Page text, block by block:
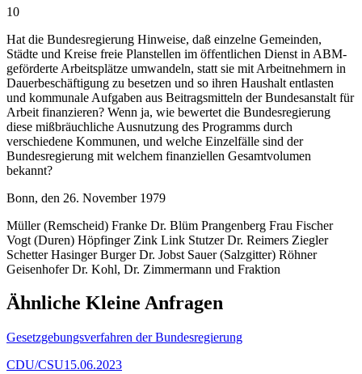
10
Hat die Bundesregierung Hinweise, daß einzelne Gemeinden,
Städte und Kreise freie Planstellen im öffentlichen Dienst in ABM-
geförderte Arbeitsplätze umwandeln, statt sie mit Arbeitnehmern in
Dauerbeschäftigung zu besetzen und so ihren Haushalt entlasten
und kommunale Aufgaben aus Beitragsmitteln der Bundesanstalt für
Arbeit finanzieren? Wenn ja, wie bewertet die Bundesregierung
diese mißbräuchliche Ausnutzung des Programms durch
verschiedene Kommunen, und welche Einzelfälle sind der
Bundesregierung mit welchem finanziellen Gesamtvolumen
bekannt?
Bonn, den 26. November 1979
Müller (Remscheid) Franke Dr. Blüm Prangenberg Frau Fischer
Vogt (Duren) Höpfinger Zink Link Stutzer Dr. Reimers Ziegler
Schetter Hasinger Burger Dr. Jobst Sauer (Salzgitter) Röhner
Geisenhofer Dr. Kohl, Dr. Zimmermann und Fraktion
Ähnliche Kleine Anfragen
Gesetzgebungsverfahren der Bundesregierung
CDU/CSU15.06.2023